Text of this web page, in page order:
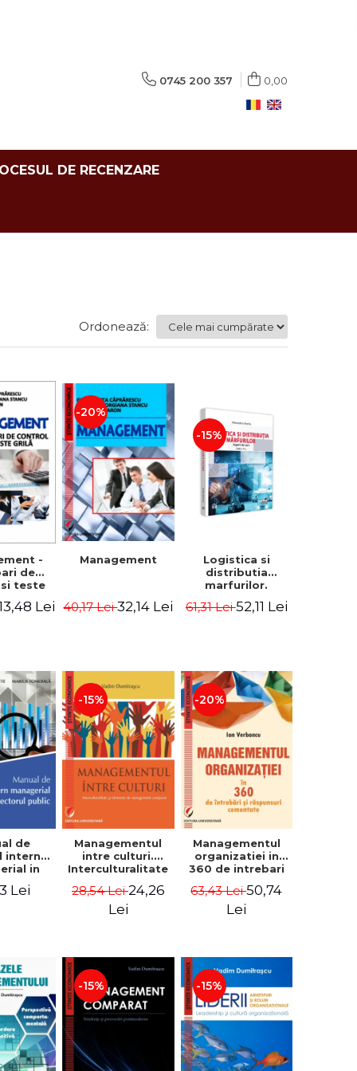
0745 200 357 0,00
DE RECENZARE
Ordonează:
-
de
teste
Lei
-20%
Management
40,17 Lei32,14 Lei
-15%
Logistica si
distributia
marfurilor.
Editia a VI-a -
61,31 Lei52,11 Lei
de
intern
in
public -
Lei
-15%
Managementul
intre culturi.
Interculturalitate
management
comparat -
28,54 Lei24,26
Lei
-20%
Managementul
organizatiei in
360 de intrebari
comentate - Ion
Verboncu
63,43 Lei50,74
Lei
-15% -15%